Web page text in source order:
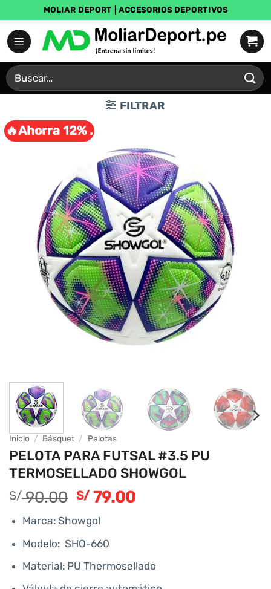
al
contenido
MOLIAR DEPORT | ACCESORIOS DEPORTIVOS
Buscar
por:
FILTRAR
🔥Ahorra 12% .
Inicio / Básquet / Pelotas
PELOTA PARA FUTSAL #3.5 PU
TERMOSELLADO SHOWGOL
S/90.00 S/79.00
Marca: Showgol
Modelo: SHO-660
Material: PU Thermosellado